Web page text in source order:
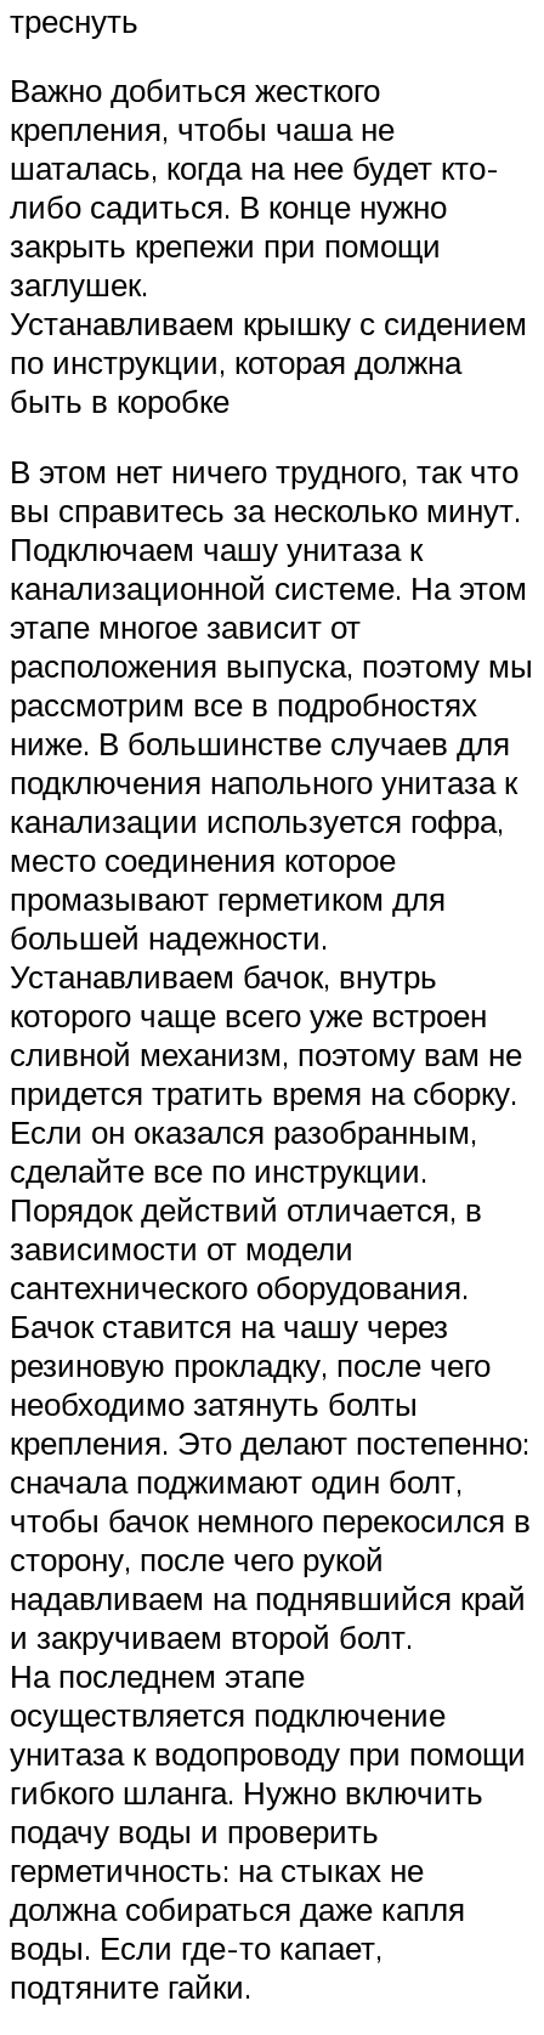
треснуть
Важно добиться жесткого
крепления, чтобы чаша не
шаталась, когда на нее будет кто-
либо садиться. В конце нужно
закрыть крепежи при помощи
заглушек.
Устанавливаем крышку с сидением
по инструкции, которая должна
быть в коробке
В этом нет ничего трудного, так что
вы справитесь за несколько минут.
Подключаем чашу унитаза к
канализационной системе. На этом
этапе многое зависит от
расположения выпуска, поэтому мы
рассмотрим все в подробностях
ниже. В большинстве случаев для
подключения напольного унитаза к
канализации используется гофра,
место соединения которое
промазывают герметиком для
большей надежности.
Устанавливаем бачок, внутрь
которого чаще всего уже встроен
сливной механизм, поэтому вам не
придется тратить время на сборку.
Если он оказался разобранным,
сделайте все по инструкции.
Порядок действий отличается, в
зависимости от модели
сантехнического оборудования.
Бачок ставится на чашу через
резиновую прокладку, после чего
необходимо затянуть болты
крепления. Это делают постепенно:
сначала поджимают один болт,
чтобы бачок немного перекосился в
сторону, после чего рукой
надавливаем на поднявшийся край
и закручиваем второй болт.
На последнем этапе
осуществляется подключение
унитаза к водопроводу при помощи
гибкого шланга. Нужно включить
подачу воды и проверить
герметичность: на стыках не
должна собираться даже капля
воды. Если где-то капает,
подтяните гайки.